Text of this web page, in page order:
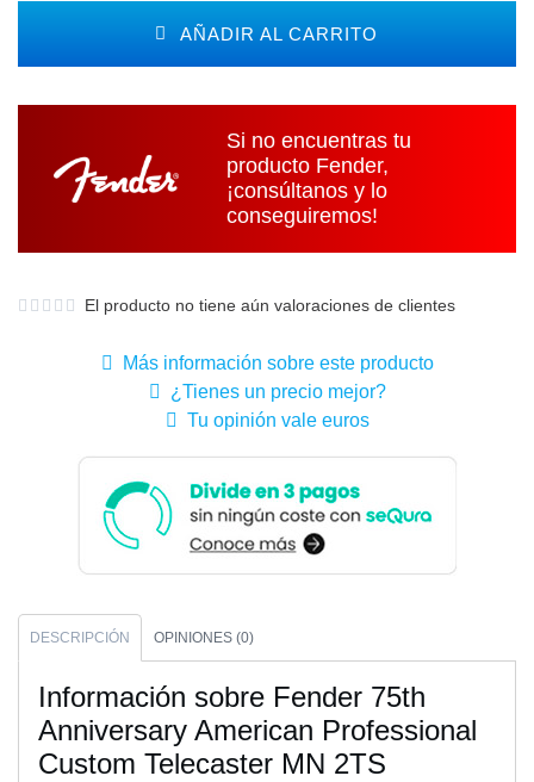
AÑADIR AL CARRITO
Si no encuentras tu
producto Fender,
¡consúltanos y lo
conseguiremos!
El producto no tiene aún valoraciones de clientes
Más información sobre este producto
¿Tienes un precio mejor?
Tu opinión vale euros
DESCRIPCIÓN OPINIONES (0)
Información sobre Fender 75th
Anniversary American Professional
Custom Telecaster MN 2TS